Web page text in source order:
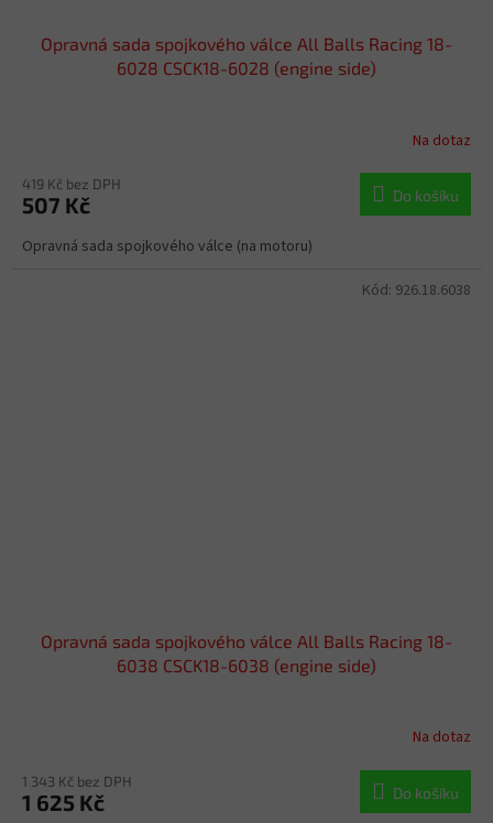
Opravná sada spojkového válce All Balls Racing 18-
6028 CSCK18-6028 (engine side)
Na dotaz
419 Kč bez DPH
507 Kč Do košíku
Opravná sada spojkového válce (na motoru)
Opravná sada spojkového válce All Balls Racing 18-
6038 CSCK18-6038 (engine side)
Na dotaz
1 343 Kč bez DPH
1 625 Kč Do košíku
Kód: 926.18.6038